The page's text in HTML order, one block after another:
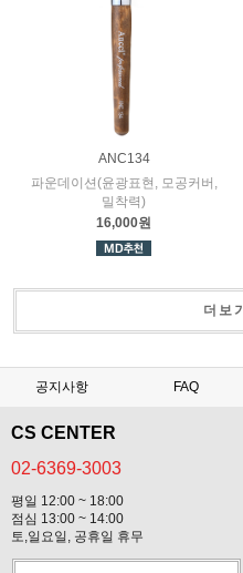
ANC134
파운데이션(윤광표현, 모공커버,
밀착력)
16,000원
더보기
공지사항 FAQ
CS CENTER
02-6369-3003
평일 12:00 ~ 18:00
점심 13:00 ~ 14:00
토,일요일, 공휴일 휴무